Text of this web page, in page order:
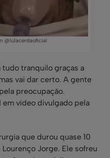
@lulacerdaoficial
tudo tranquilo graças a
vai dar certo. A gente
preocupação.
em vídeo divulgado pela
que durou quase 10
Jorge. Ele sofreu